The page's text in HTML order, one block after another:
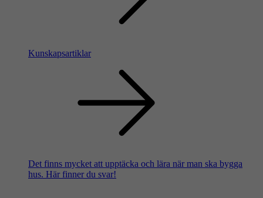
Kunskapsartiklar
Det finns mycket att upptäcka och lära när man ska bygga
hus. Här finner du svar!